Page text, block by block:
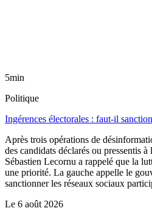
5min
Politique
Ingérences électorales : faut-il
Après trois opérations de
des candidats déclarés ou pressentis
Sébastien Lecornu a rappelé que la
une priorité. La gauche appelle le
sanctionner les réseaux sociaux
Le 6 août 2026